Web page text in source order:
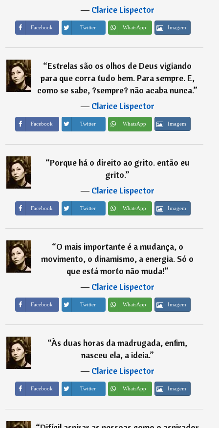
―Clarice Lispector
Facebook Twitter WhatsApp Imagem
“Estrelas são os olhos de Deus vigiando
para que corra tudo bem. Para sempre. E,
como se sabe, ?sempre? não acaba nunca.”
―Clarice Lispector
Facebook Twitter WhatsApp Imagem
“Porque há o direito ao grito. então eu
grito.”
―Clarice Lispector
Facebook Twitter WhatsApp Imagem
“O mais importante é a mudança, o
movimento, o dinamismo, a energia. Só o
que está morto não muda!”
―Clarice Lispector
Facebook Twitter WhatsApp Imagem
“Às duas horas da madrugada, enfim,
nasceu ela, a ideia.”
―Clarice Lispector
Facebook Twitter WhatsApp Imagem